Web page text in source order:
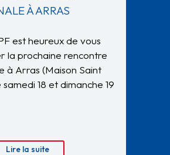
À ARRAS
est heureux de vous
la prochaine rencontre
à Arras (Maison Saint
samedi 18 et dimanche 19
Lire la suite